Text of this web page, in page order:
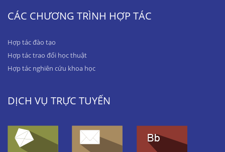
CÁC CHƯƠNG TRÌNH HỢP TÁC
Hợp tác đào tạo
Hợp tác trao đổi học thuật
Hợp tác nghiên cứu khoa học
DỊCH VỤ TRỰC TUYẾN